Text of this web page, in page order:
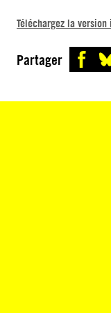
Au cours de
série
Aranda et
Femmes
Bien
procureure
et celle des
travail
Téléchargez la
Partager